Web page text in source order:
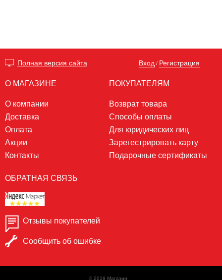
Полная версия сайта Вход / Регистрация
О МАГАЗИНЕ
О компании
Доставка
Оплата
Акции
Контакты
ПОКУПАТЕЛЯМ
Возврат товара
Способы оплаты
Для юридических лиц
Зарегестрировать карту
Подарочные сертификаты
ОБРАТНАЯ СВЯЗЬ
Отзывы покупателей
Сообщить об ошибке
© 2019 Магазин.